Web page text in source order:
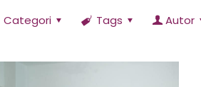
Categori Tags Autor